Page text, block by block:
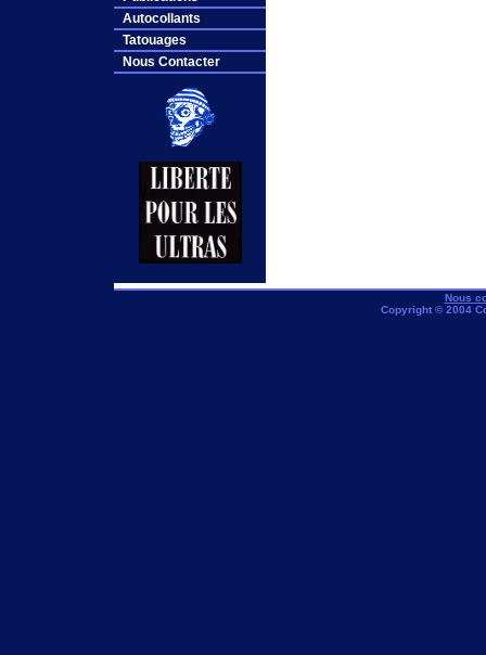
Autocollants
Tatouages
Nous Contacter
Nous
Copyright © 2004